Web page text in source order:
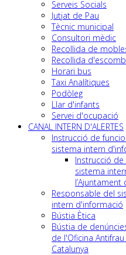
Serveis Socials
Jutjat de Pau
Tècnic municipal
Consultori mèdic
Recollida de
Recollida
Horari bus
Taxi Analítiques
Podòleg
Llar d'infants
Servei d'ocupació
CANAL INTERN D'ALERTES
Instrucció de
sistema intern
Instrucció
sistema
l’Ajuntament
Responsable del
intern d'informació
Bústia Ètica
Bústia de
de l'Oficina
Catalunya